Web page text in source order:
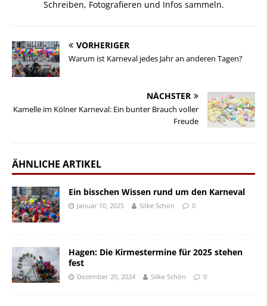
Schreiben, Fotografieren und Infos sammeln.
VORHERIGER
Warum ist Karneval jedes Jahr an anderen Tagen?
NÄCHSTER
Kamelle im Kölner Karneval: Ein bunter Brauch voller
Freude
ÄHNLICHE ARTIKEL
Ein bisschen Wissen rund um den Karneval
Januar 10, 2025 Silke Schön 0
Hagen: Die Kirmestermine für 2025 stehen
fest
Dezember 20, 2024 Silke Schön 0